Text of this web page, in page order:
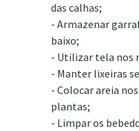
das calhas;
- Armazenar
baixo;
- Utilizar tela nos
- Manter lixeiras
- Colocar areia
plantas;
- Limpar os